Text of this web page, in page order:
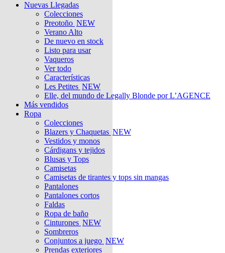
Nuevas Llegadas
Colecciones
Preotoño NEW
Verano Alto
De nuevo en stock
Listo para usar
Vaqueros
Ver todo
Características
Les Petites NEW
Elle, del mundo de Legally Blonde por L’AGENCE
Más vendidos
Ropa
Colecciones
Blazers y Chaquetas NEW
Vestidos y monos
Cárdigans y tejidos
Blusas y Tops
Camisetas
Camisetas de tirantes y tops sin mangas
Pantalones
Pantalones cortos
Faldas
Ropa de baño
Cinturones NEW
Sombreros
Conjuntos a juego NEW
Prendas exteriores